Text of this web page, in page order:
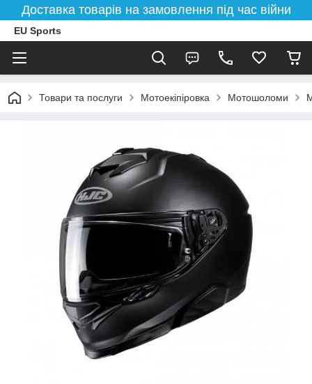
Доставка товарів на замовлення під час війни
EU Sports
Товари та послуги Мотоекіпіровка Мотошоломи